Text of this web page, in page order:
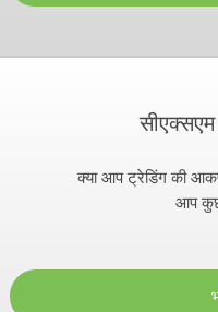
क्या आप ट्रेडिंग की
आप